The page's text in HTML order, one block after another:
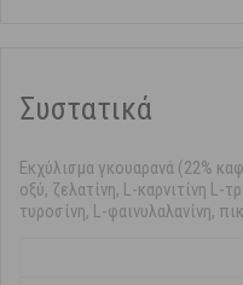
Συστατικά
Εκχύλισμα γκουαρανά (22%
οξύ, ζελατίνη, L-καρνιτίνη L-
τυροσίνη, L-φαινυλαλανίνη,